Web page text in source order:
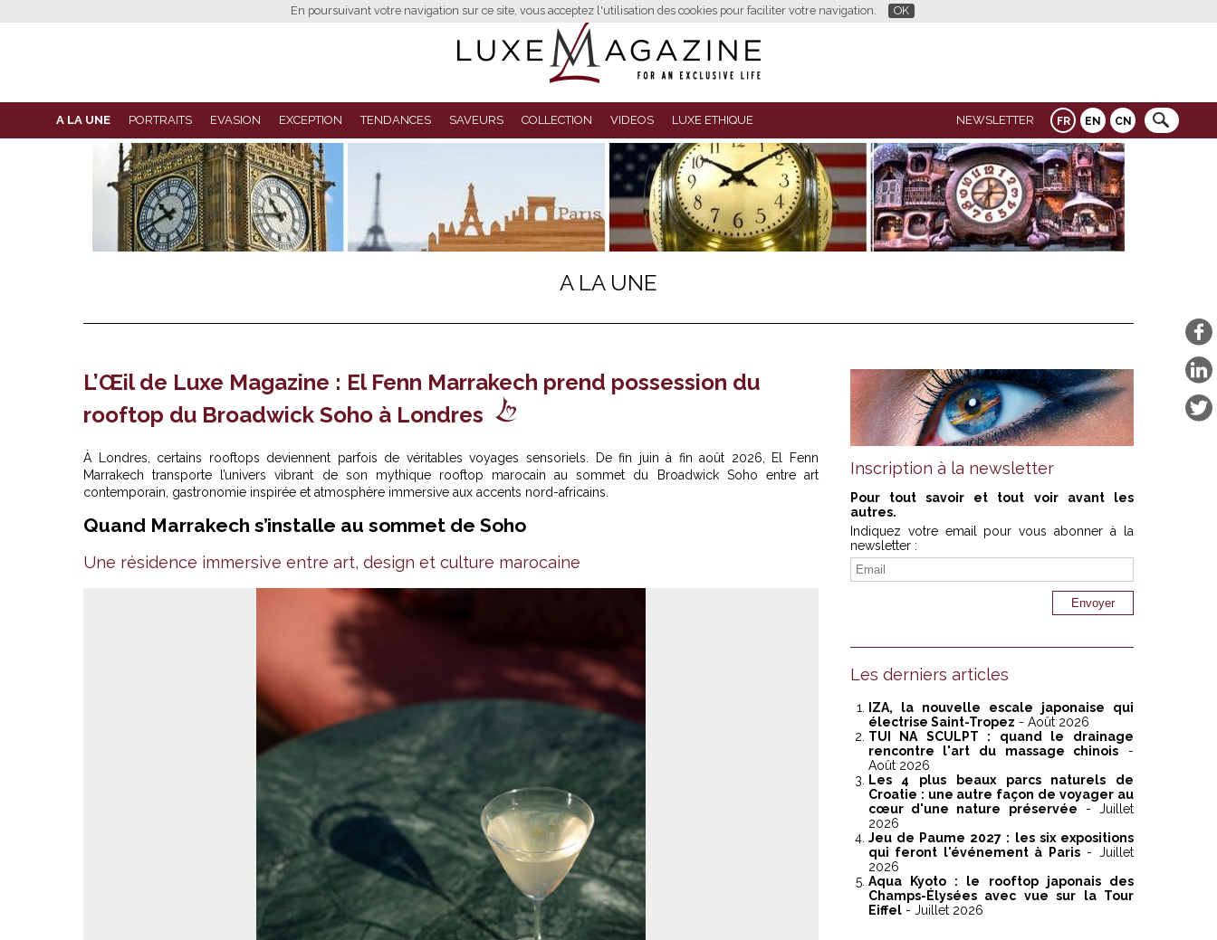
En poursuivant votre navigation sur ce site, vous acceptez l'utilisation des cookies pour faciliter votre navigation. OK
FR EN CN
A LA UNE PORTRAITS EVASION EXCEPTION TENDANCES SAVEURS COLLECTION VIDEOS LUXE ETHIQUE NEWSLETTER
A LA UNE
L’Œil de Luxe Magazine : El Fenn Marrakech prend possession du
rooftop du Broadwick Soho à Londres
À Londres, certains rooftops deviennent parfois de véritables voyages sensoriels. De fin juin à fin août 2026, El Fenn
Marrakech transporte l’univers vibrant de son mythique rooftop marocain au sommet du Broadwick Soho entre art
contemporain, gastronomie inspirée et atmosphère immersive aux accents nord-africains.
Quand Marrakech s’installe au sommet de Soho
Une résidence immersive entre art, design et culture marocaine
Inscription à la newsletter
Pour tout savoir et tout voir avant les
autres.
Indiquez votre email pour vous abonner à la
newsletter :
Les derniers articles
IZA, la nouvelle escale japonaise qui
électrise Saint-Tropez - Août 2026
TUI NA SCULPT : quand le drainage
rencontre l'art du massage chinois -
Août 2026
Les 4 plus beaux parcs naturels de
Croatie : une autre façon de voyager au
cœur d'une nature préservée - Juillet
2026
Jeu de Paume 2027 : les six expositions
qui feront l'événement à Paris- Juillet
2026
Aqua Kyoto : le rooftop japonais des
Champs-Élysées avec vue sur la Tour
Eiffel- Juillet 2026